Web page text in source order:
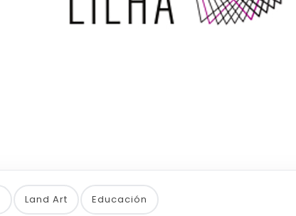
Land Art Educación